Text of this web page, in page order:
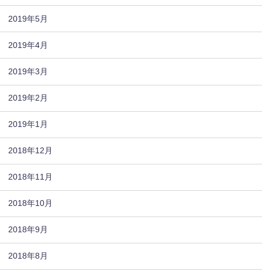
2019年5月
2019年4月
2019年3月
2019年2月
2019年1月
2018年12月
2018年11月
2018年10月
2018年9月
2018年8月